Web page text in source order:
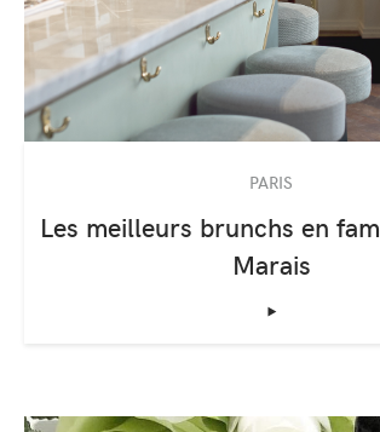
PARIS
Les meilleurs brunchs en
Marais
‣